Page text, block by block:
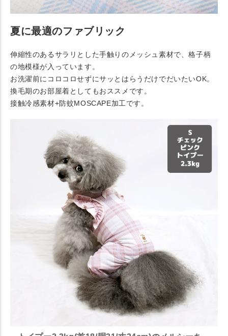
夏に最適のファブリック
伸縮性のあるサラリとした手触りのメッシュ素材で、格子柄
の地模様が入っています。
お洗濯前にコロコロせずにサッとはらうだけでだいたいOK。
換毛期のお部屋着としてもおススメです。
接触冷感素材+防蚊MOSCAPE加工です。